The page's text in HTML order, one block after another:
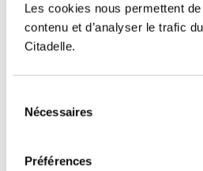
Les cookies nous permettent
contenu et d’analyser le trafic
Citadelle.
Nécessaires
Préférences
Jeudi
Matin
Après-midi
Vendredi